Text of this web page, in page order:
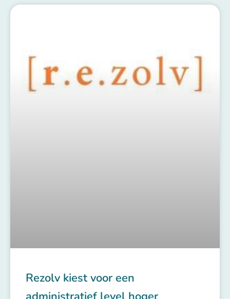
Rezolv kiest voor een